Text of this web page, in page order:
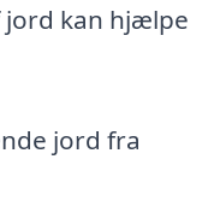
kan hjælpe
jord fra